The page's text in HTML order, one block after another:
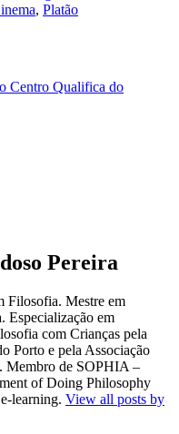
, Platão
Centro Qualifica do
Pereira
Filosofia. Mestre em
Especialização em
com Crianças pela
Porto e pela Associação
Membro de SOPHIA –
of Doing Philosophy
learning. View all posts by